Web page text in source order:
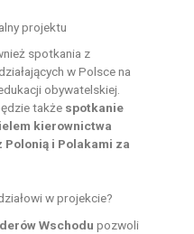
projektu
spotkania z
w Polsce na
obywatelskiej.
także spotkanie
kierownictwa
Polonią i Polakami za
w projekcie?
Wschodu pozwoli